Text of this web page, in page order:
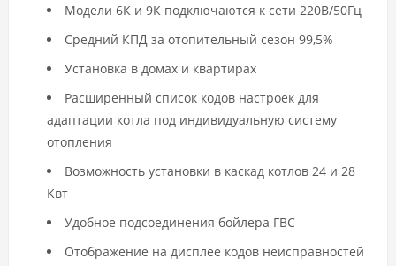
Модели 6К и 9К подключаются к сети 220В/50Гц
Средний КПД за отопительный сезон 99,5%
Установка в домах и квартирах
Расширенный список кодов настроек для
адаптации котла под индивидуальную систему
отопления
Возможность установки в каскад котлов 24 и 28
Квт
Удобное подсоединения бойлера ГВС
Отображение на дисплее кодов неисправностей